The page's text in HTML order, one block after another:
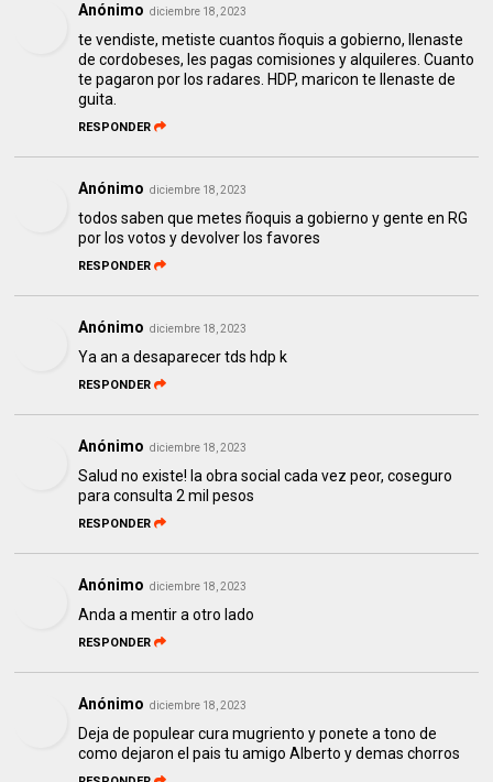
Anónimo diciembre 18, 2023
te vendiste, metiste cuantos ñoquis a gobierno, llenaste
de cordobeses, les pagas comisiones y alquileres. Cuanto
te pagaron por los radares. HDP, maricon te llenaste de
guita.
RESPONDER
Anónimo diciembre 18, 2023
todos saben que metes ñoquis a gobierno y gente en RG
por los votos y devolver los favores
RESPONDER
Anónimo diciembre 18, 2023
Ya an a desaparecer tds hdp k
RESPONDER
Anónimo diciembre 18, 2023
Salud no existe! la obra social cada vez peor, coseguro
para consulta 2 mil pesos
RESPONDER
Anónimo diciembre 18, 2023
Anda a mentir a otro lado
RESPONDER
Anónimo diciembre 18, 2023
Deja de populear cura mugriento y ponete a tono de
como dejaron el pais tu amigo Alberto y demas chorros